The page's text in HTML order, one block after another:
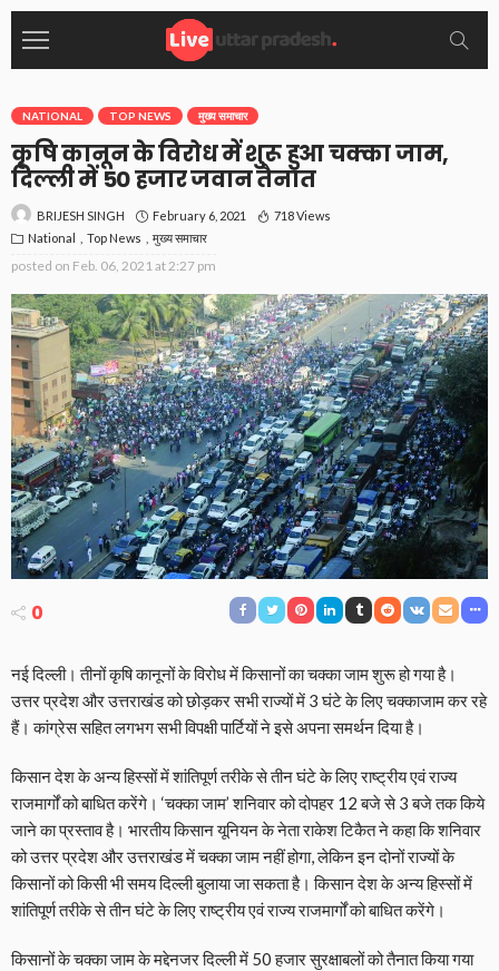
NATIONAL TOP NEWS मुख्य समाचार
कृषि कानून के विरोध में शुरू हुआ चक्का जाम,
दिल्ली में 50 हजार जवान तैनात
BRIJESH SINGH February 6, 2021
718 Views
National
Top News मुख्य समाचार
posted on Feb. 06, 2021 at 2:27 pm
0
नई दिल्ली। तीनों कृषि कानूनों के विरोध में किसानों का चक्का जाम शुरू हो गया है।
उत्तर प्रदेश और उत्तराखंड को छोड़कर सभी राज्यों में 3 घंटे के लिए चक्काजाम कर रहे
हैं। कांग्रेस सहित लगभग सभी विपक्षी पार्टियों ने इसे अपना समर्थन दिया है।
किसान देश के अन्य हिस्सों में शांतिपूर्ण तरीके से तीन घंटे के लिए राष्ट्रीय एवं राज्य
राजमार्गों को बाधित करेंगे। ‘चक्का जाम’ शनिवार को दोपहर 12 बजे से 3 बजे तक किये
जाने का प्रस्ताव है। भारतीय किसान यूनियन के नेता राकेश टिकैत ने कहा कि शनिवार
को उत्तर प्रदेश और उत्तराखंड में चक्का जाम नहीं होगा, लेकिन इन दोनों राज्यों के
किसानों को किसी भी समय दिल्ली बुलाया जा सकता है। किसान देश के अन्य हिस्सों में
शांतिपूर्ण तरीके से तीन घंटे के लिए राष्ट्रीय एवं राज्य राजमार्गों को बाधित करेंगे।
किसानों के चक्का जाम के मद्देनजर दिल्ली में 50 हजार सुरक्षाबलों को तैनात किया गया